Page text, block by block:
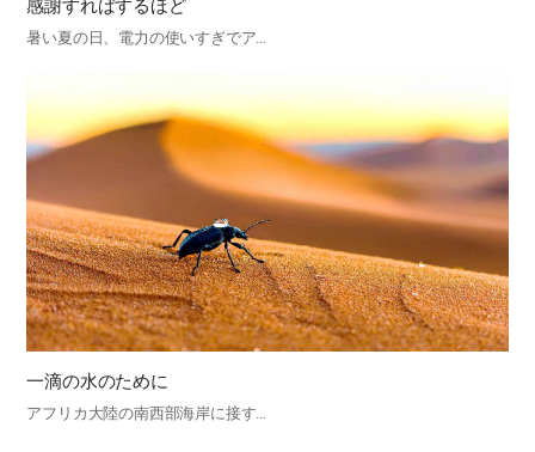
感謝すればするほど
暑い夏の日、電力の使いすぎでア…
一滴の水のために
アフリカ大陸の南西部海岸に接す…